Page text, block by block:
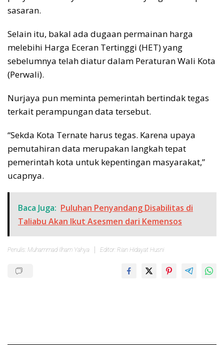
sasaran.
Selain itu, bakal ada dugaan permainan harga
melebihi Harga Eceran Tertinggi (HET) yang
sebelumnya telah diatur dalam Peraturan Wali Kota
(Perwali).
Nurjaya pun meminta pemerintah bertindak tegas
terkait perampungan data tersebut.
“Sekda Kota Ternate harus tegas. Karena upaya
pemutahiran data merupakan langkah tepat
pemerintah kota untuk kepentingan masyarakat,”
ucapnya.
Baca Juga: Puluhan Penyandang Disabilitas di
Taliabu Akan Ikut Asesmen dari Kemensos
Penulis: Muhammad Ilham Yahya Editor: Rian Hidayat Husni